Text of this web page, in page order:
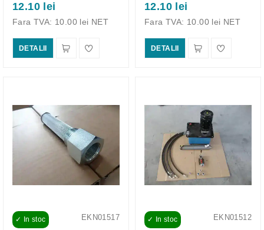
12.10 lei
Fara TVA: 10.00 lei NET
DETALII
12.10 lei
Fara TVA: 10.00 lei NET
DETALII
EKN01517
✓ In stoc EKN01512
✓ In stoc